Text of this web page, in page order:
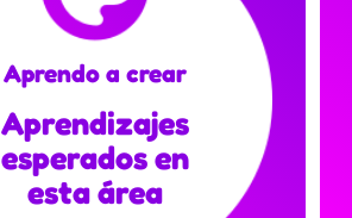
Aprendo a crear
Aprendizajes
esperados en
esta área